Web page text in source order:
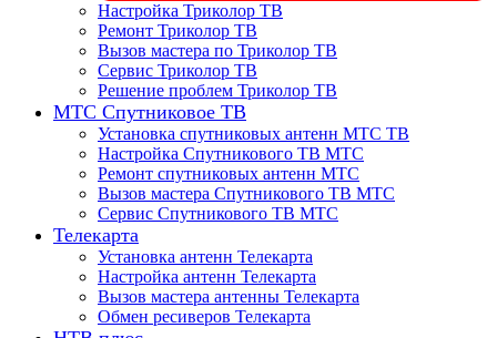
Настройка Триколор ТВ
Ремонт Триколор ТВ
Вызов мастера по Триколор ТВ
Сервис Триколор ТВ
Решение проблем Триколор ТВ
МТС Спутниковое ТВ
Установка спутниковых антенн МТС ТВ
Настройка Спутникового ТВ МТС
Ремонт спутниковых антенн МТС
Вызов мастера Спутникового ТВ МТС
Сервис Спутникового ТВ МТС
Телекарта
Установка антенн Телекарта
Настройка антенн Телекарта
Вызов мастера антенны Телекарта
Обмен ресиверов Телекарта